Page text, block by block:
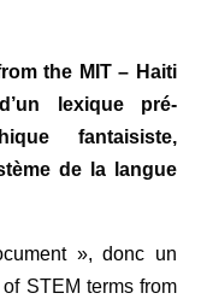
the MIT – Haiti
lexique pré-
fantaisiste,
de la langue
», donc un
STEM terms from